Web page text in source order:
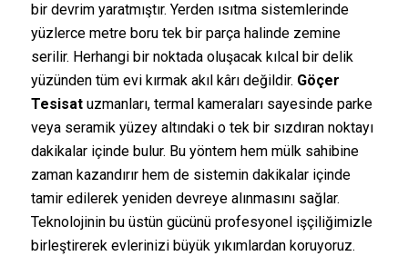
bir devrim yaratmıştır. Yerden ısıtma sistemlerinde
yüzlerce metre boru tek bir parça halinde zemine
serilir. Herhangi bir noktada oluşacak kılcal bir delik
yüzünden tüm evi kırmak akıl kârı değildir. Göçer
Tesisatuzmanları, termal kameraları sayesinde parke
veya seramik yüzey altındaki o tek bir sızdıran noktayı
dakikalar içinde bulur. Bu yöntem hem mülk sahibine
zaman kazandırır hem de sistemin dakikalar içinde
tamir edilerek yeniden devreye alınmasını sağlar.
Teknolojinin bu üstün gücünü profesyonel işçiliğimizle
birleştirerek evlerinizi büyük yıkımlardan koruyoruz.